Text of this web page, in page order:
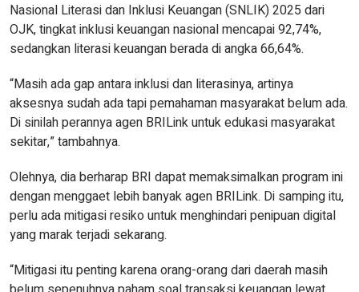
Nasional Literasi dan Inklusi Keuangan (SNLIK) 2025 dari
OJK, tingkat inklusi keuangan nasional mencapai 92,74%,
sedangkan literasi keuangan berada di angka 66,64%.
“Masih ada gap antara inklusi dan literasinya, artinya
aksesnya sudah ada tapi pemahaman masyarakat belum ada.
Di sinilah perannya agen BRILink untuk edukasi masyarakat
sekitar,” tambahnya.
Olehnya, dia berharap BRI dapat memaksimalkan program ini
dengan menggaet lebih banyak agen BRILink. Di samping itu,
perlu ada mitigasi resiko untuk menghindari penipuan digital
yang marak terjadi sekarang.
“Mitigasi itu penting karena orang-orang dari daerah masih